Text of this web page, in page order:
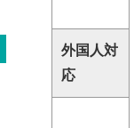
外国人対
応